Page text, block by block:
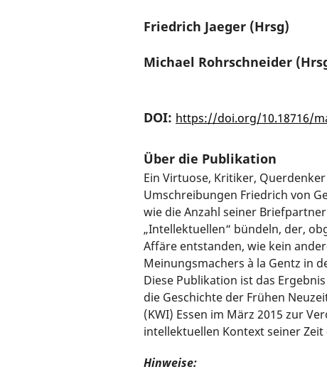
Friedrich Jaeger (Hrsg)
Michael Rohrschneider
DOI: https://doi.org/10.18716/
Über die Publikation
Ein Virtuose, Kritiker,
Umschreibungen Friedrich von
wie die Anzahl seiner
„Intellektuellen“ bündeln, der,
Affäre entstanden, wie kein
Meinungsmachers à la Gentz in
Diese Publikation ist das
die Geschichte der Frühen
(KWI) Essen im März 2015 zur
intellektuellen Kontext seiner
Hinweise: